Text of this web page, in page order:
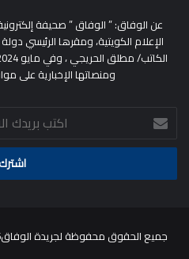
عن الوفاق: ” الوفاق ” صحيفة
الإعلام الكويتية، ومقرها الرئيسي
ومنصاتها الإخبارية على
اكتب
بريدك
الالكتروني
جميع الحقوق محفوظة لجريدة الوفاق2026